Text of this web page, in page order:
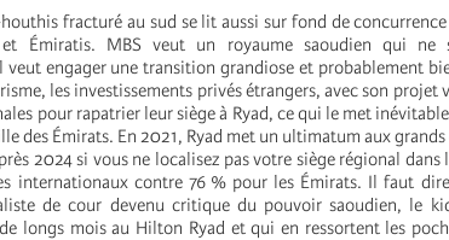
fracturé au sud se lit aussi sur fond de
et Émiratis. MBS veut un royaume saoudien qui ne
veut engager une transition grandiose et probablement
les investissements privés étrangers, avec son
pour rapatrier leur siège à Ryad, ce qui le met
des Émirats. En 2021, Ryad met un ultimatum aux
2024 si vous ne localisez pas votre siège régional dans
internationaux contre 76 % pour les Émirats. Il faut dire
de cour devenu critique du pouvoir saoudien, le
longs mois au Hilton Ryad et qui en ressortent les